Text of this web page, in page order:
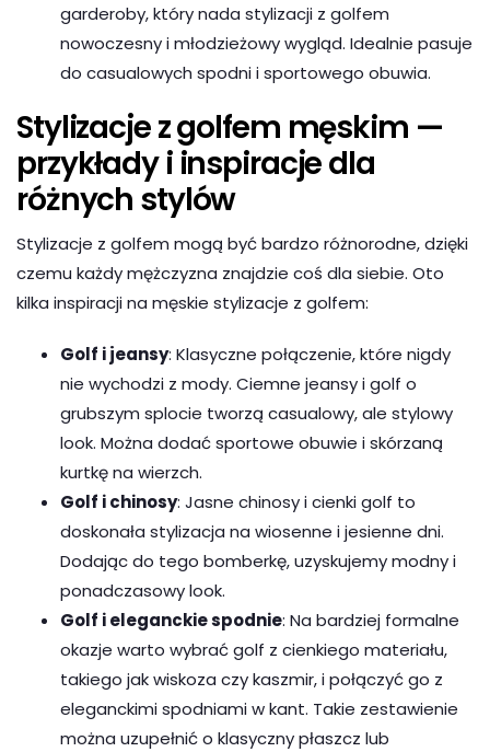
garderoby, który nada stylizacji z golfem
nowoczesny i młodzieżowy wygląd. Idealnie pasuje
do casualowych spodni i sportowego obuwia.
Stylizacje z golfem męskim —
przykłady i inspiracje dla
różnych stylów
Stylizacje z golfem mogą być bardzo różnorodne, dzięki
czemu każdy mężczyzna znajdzie coś dla siebie. Oto
kilka inspiracji na męskie stylizacje z golfem:
Golf i jeansy: Klasyczne połączenie, które nigdy
nie wychodzi z mody. Ciemne jeansy i golf o
grubszym splocie tworzą casualowy, ale stylowy
look. Można dodać sportowe obuwie i skórzaną
kurtkę na wierzch.
Golf i chinosy: Jasne chinosy i cienki golf to
doskonała stylizacja na wiosenne i jesienne dni.
Dodając do tego bomberkę, uzyskujemy modny i
ponadczasowy look.
Golf i eleganckie spodnie: Na bardziej formalne
okazje warto wybrać golf z cienkiego materiału,
takiego jak wiskoza czy kaszmir, i połączyć go z
eleganckimi spodniami w kant. Takie zestawienie
można uzupełnić o klasyczny płaszcz lub